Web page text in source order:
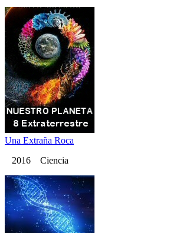
Una Extraña Roca
2016 Ciencia